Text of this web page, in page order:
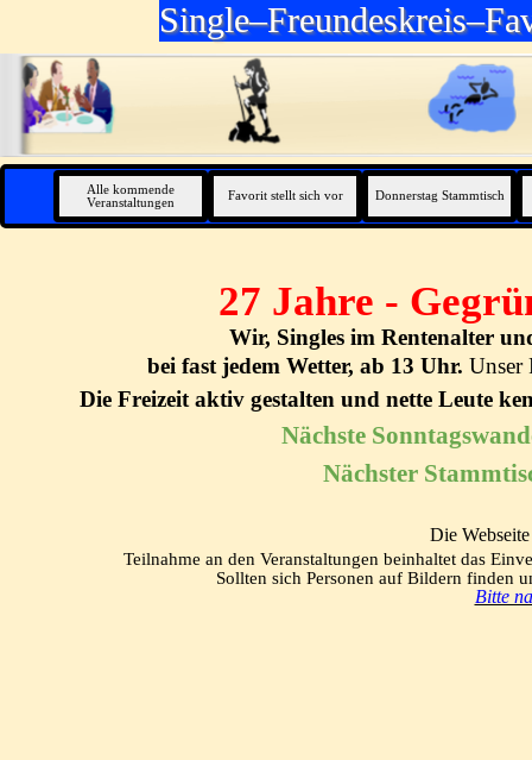
Direkt zum Seiteninhalt
Alle kommende
Veranstaltungen
Favorit stellt sich vor Donnerstag Stammtisch
27 Jahre -
Wir, Singles im Rentenalter
bei fast jedem Wetter, ab 13 Uhr. Unser
Die Freizeit aktiv gestalten und nette Leute
Nächste
Nächster
Die
Teilnahme an den Veranstaltungen beinhaltet das
Sollten sich Personen auf Bildern finden
Bitte